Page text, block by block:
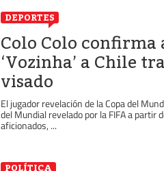
DEPORTES
Colo Colo confirma
‘Vozinha’ a Chile
visado
El jugador revelación de la Copa del
del Mundial revelado por la FIFA a partir
aficionados, ...
POLÍTICA